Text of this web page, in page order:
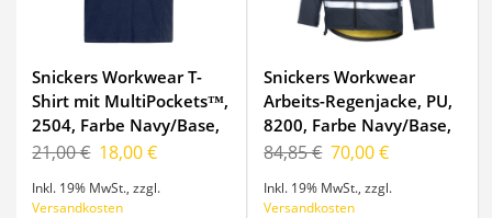
Snickers Workwear T-
Shirt mit MultiPockets™,
2504, Farbe Navy/Base,
Größe S
21,00 € 18,00 €
Inkl. 19% MwSt.,zzgl.
Versandkosten
Snickers Workwear
Arbeits-Regenjacke, PU,
8200, Farbe Navy/Base,
Größe S
84,85 € 70,00 €
Inkl. 19% MwSt.,zzgl.
Versandkosten